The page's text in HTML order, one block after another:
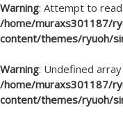
Warning: Attempt to
/home/muraxs301187/
content/themes/ryuoh/
Warning: Undefined
/home/muraxs301187/
content/themes/ryuoh/